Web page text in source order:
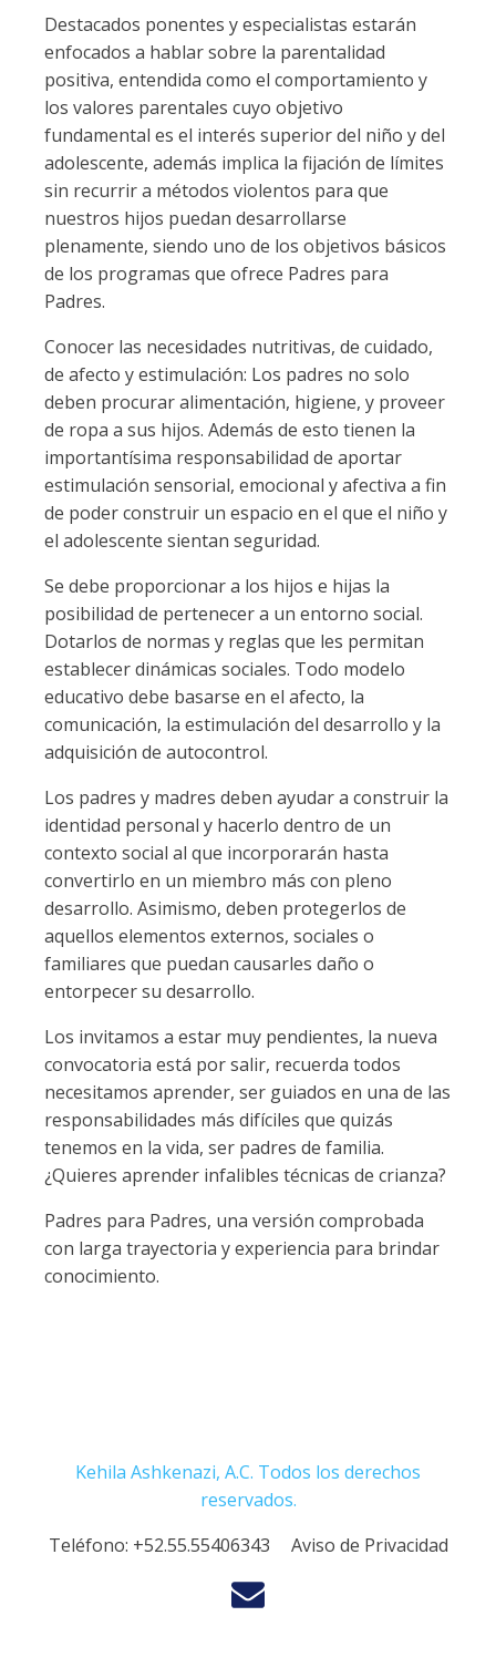
Destacados ponentes y especialistas estarán
enfocados a hablar sobre la parentalidad
positiva, entendida como el comportamiento y
los valores parentales cuyo objetivo
fundamental es el interés superior del niño y del
adolescente, además implica la fijación de límites
sin recurrir a métodos violentos para que
nuestros hijos puedan desarrollarse
plenamente, siendo uno de los objetivos básicos
de los programas que ofrece Padres para
Padres.
Conocer las necesidades nutritivas, de cuidado,
de afecto y estimulación: Los padres no solo
deben procurar alimentación, higiene, y proveer
de ropa a sus hijos. Además de esto tienen la
importantísima responsabilidad de aportar
estimulación sensorial, emocional y afectiva a fin
de poder construir un espacio en el que el niño y
el adolescente sientan seguridad.
Se debe proporcionar a los hijos e hijas la
posibilidad de pertenecer a un entorno social.
Dotarlos de normas y reglas que les permitan
establecer dinámicas sociales. Todo modelo
educativo debe basarse en el afecto, la
comunicación, la estimulación del desarrollo y la
adquisición de autocontrol.
Los padres y madres deben ayudar a construir la
identidad personal y hacerlo dentro de un
contexto social al que incorporarán hasta
convertirlo en un miembro más con pleno
desarrollo. Asimismo, deben protegerlos de
aquellos elementos externos, sociales o
familiares que puedan causarles daño o
entorpecer su desarrollo.
Los invitamos a estar muy pendientes, la nueva
convocatoria está por salir, recuerda todos
necesitamos aprender, ser guiados en una de las
responsabilidades más difíciles que quizás
tenemos en la vida, ser padres de familia.
¿Quieres aprender infalibles técnicas de crianza?
Padres para Padres, una versión comprobada
con larga trayectoria y experiencia para brindar
conocimiento.
Kehila Ashkenazi, A.C. Todos los derechos
reservados.
Teléfono: +52.55.55406343 Aviso de Privacidad